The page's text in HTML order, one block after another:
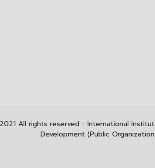
All rights reserved - International
Development (Public